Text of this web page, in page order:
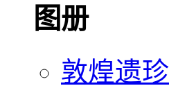
图册
敦煌遗珍